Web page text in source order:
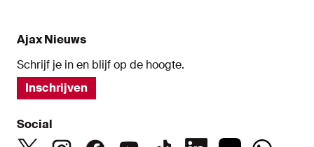
Ajax Nieuws
Schrijf je in en blijf op de hoogte.
Inschrijven
Social